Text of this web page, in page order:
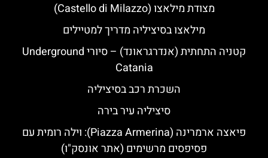
מצודת מילאצו (Castello di Milazzo)
מילאצו בסיציליה מדריך למטיילים
קטניה התחתית (אנדרגראונד) – סיורי Underground
Catania
השכרת רכב בסיציליה
סיציליה עיר בירה
פיאצה ארמרינה (Piazza Armerina): וילה רומית עם
פסיפסים מרשימים (אתר אונסק"ו)